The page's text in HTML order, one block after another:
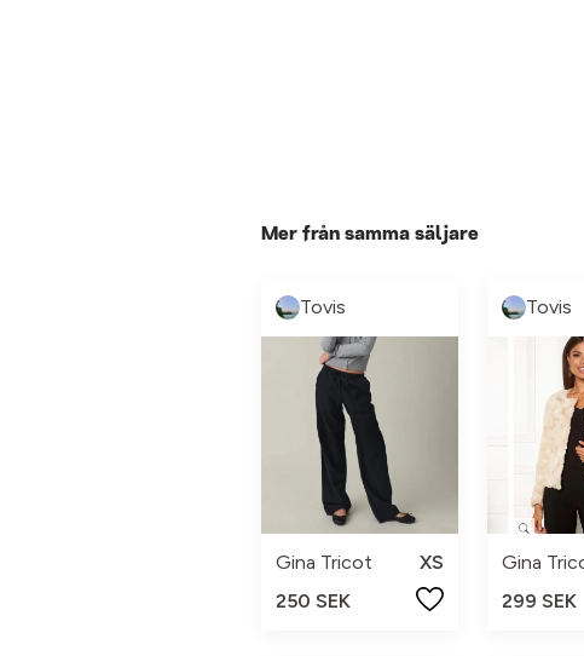
Mer från samma säljare
Tovis
Gina Tricot
XS
250 SEK
Tovis
Gina
299 SEK